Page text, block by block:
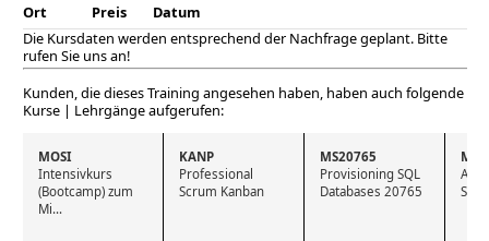
Ort Preis
Datum
Die Kursdaten werden entsprechend der Nachfrage geplant. Bitte
rufen Sie uns an!
Kunden, die dieses Training angesehen haben, haben auch folgende
Kurse | Lehrgänge aufgerufen:
MOSI
Intensivkurs
(Bootcamp) zum
Mi...
KANP
Professional
Scrum Kanban
MS20765
Provisioning SQL
Databases 20765
SQL